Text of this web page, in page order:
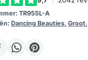
TR955L-A
Dancing Beauties, Groot,